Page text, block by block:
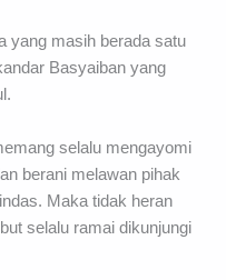
yang masih berada satu
Basyaiban yang
selalu mengayomi
berani melawan pihak
Maka tidak heran
selalu ramai dikunjungi